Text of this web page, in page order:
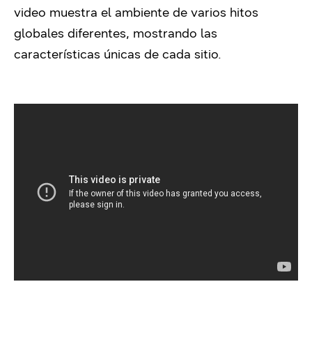
video muestra el ambiente de varios hitos
globales diferentes, mostrando las
características únicas de cada sitio.